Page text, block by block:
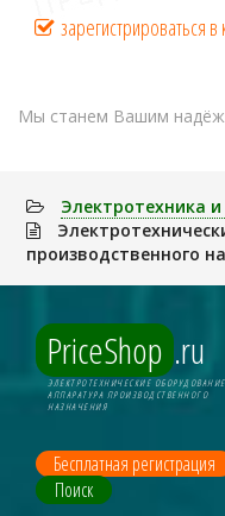
зарегистрироваться в
Мы станем Вашим
Электpотехника
производственного
PriceShop .ru
ЭЛЕКТРОТЕХНИЧЕСКИЕ
АППАРАТУРА ПРОИЗВОДСТВЕННОГО
НАЗНАЧЕНИЯ
Бесплатная регистрация
Поиск